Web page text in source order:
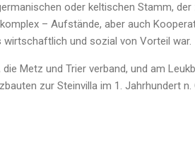
oder keltischen Stamm, der
– Aufstände, aber auch
wirtschaftlich und sozial von Vorteil war.
Metz und Trier verband, und am
zur Steinvilla im 1. Jahrhundert n.